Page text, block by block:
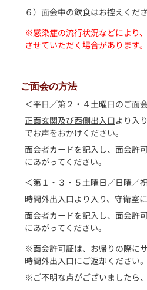
６）面会中の飲食はお控えくだ
※感染症の流行状況などにより
させていただく場合があります。
ご面会の方法
＜平日／第２・４土曜日のご面
正面玄関及び西側出入口より入
でお声をおかけください。
面会者カードを記入し、面会許
にあがってください。
＜第１・３・５土曜日／日曜／
時間外出入口より入り、守衛室
面会者カードを記入し、面会許
にあがってください。
※面会許可証は、お帰りの際に
時間外出入口にご返却ください。
※ご不明な点がございましたら